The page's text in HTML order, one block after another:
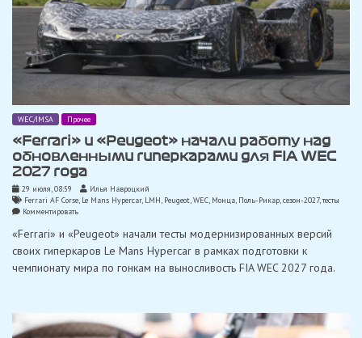
WEC/IMSA Прочее
«Ferrari» и «Peugeot» начали работу над
обновленными гиперкарами для FIA WEC
2027 года
29 июля, 08:59
Илья Навроцкий
Ferrari AF Corse, Le Mans Hypercar, LMH, Peugeot,WEC, Монца, Поль-Рикар,сезон-2027,тесты
Комментироватьon
и
«Peugeot»
начали
работу
для
FIA
WEC
«Ferrari» и «Peugeot» начали тесты модернизированных версий
своих гиперкаров Le Mans Hypercar в рамках подготовки к
чемпионату мира по гонкам на выносливость FIA WEC 2027 года.